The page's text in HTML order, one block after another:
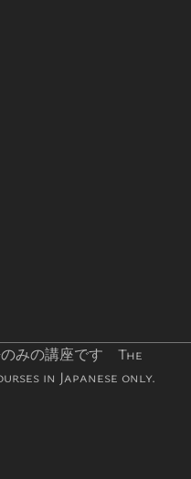
のみの講座です The
in Japanese only.